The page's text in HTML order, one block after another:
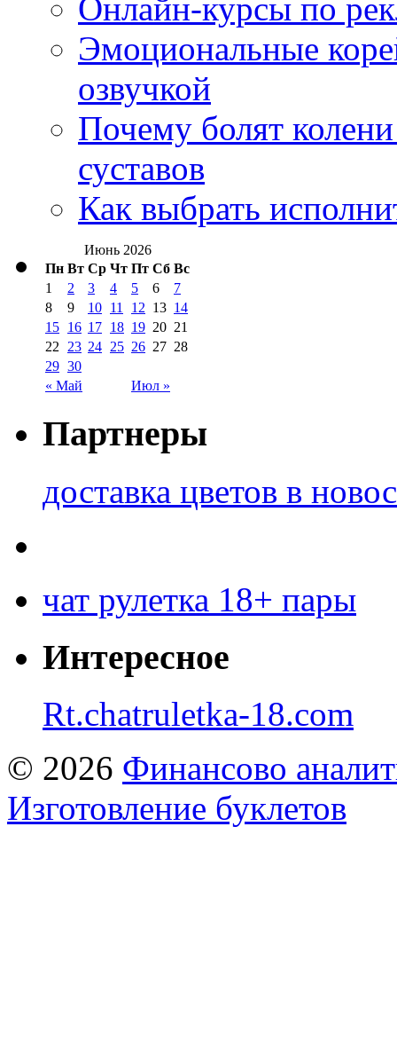
Онлайн-курсы по
Эмоциональные
озвучкой
Почему болят
суставов
Как выбрать
Июнь 2026
Пн Вт Ср Чт Пт Сб Вс
« Май Июл »
1 2 3 4 5 6
7
8
9 10 11 12 13 14
15 16 17 18 19 20 21
22
23 24 25 26 27 28
29 30
Партнеры
доставка цветов в
чат рулетка 18+ пары
Интересное
Rt.chatruletka-18.com
© 2026 Финансово
Изготовление буклетов